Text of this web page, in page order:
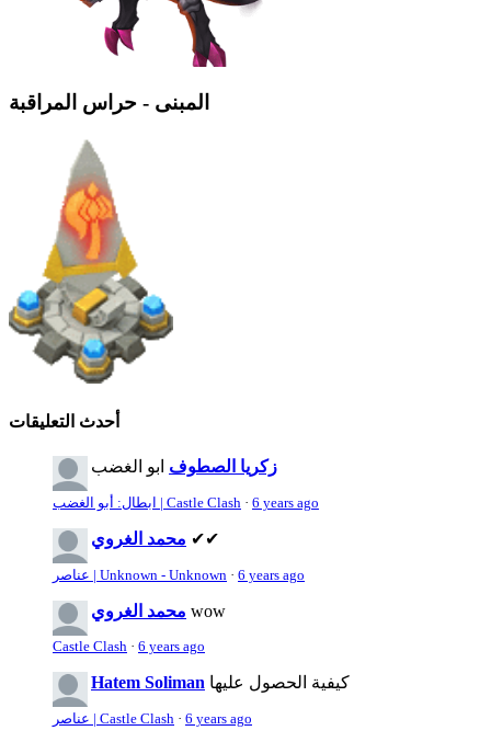
المبنى - حراس المراقبة
أحدث التعليقات
زكريا الصطوف ابو الغضب
ابطال: أبو الغضب | Castle Clash · 6 years ago
محمد الغروي ✔✔
عناصر | Unknown - Unknown · 6 years ago
محمد الغروي wow
Castle Clash · 6 years ago
Hatem Soliman كيفية الحصول عليها
عناصر | Castle Clash · 6 years ago